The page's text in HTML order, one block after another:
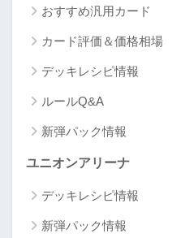
おすすめ汎用カード
カード評価＆価格相場
デッキレシピ情報
ルールQ&A
新弾パック情報
ユニオンアリーナ
デッキレシピ情報
新弾パック情報